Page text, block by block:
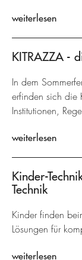
weiterlesen
KITRAZZA -
In dem
erfinden sich die
Institutionen,
weiterlesen
Kinder-
Technik
Kinder finden
Lösungen für
weiterlesen